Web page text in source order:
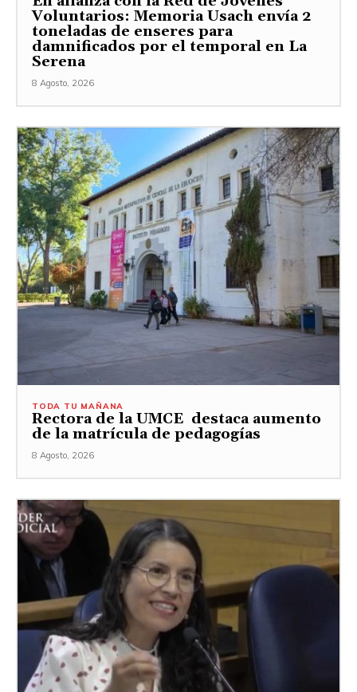
Voluntarios: Memoria Usach envía 2
toneladas de enseres para
damnificados por el temporal en La
Serena
8 Agosto, 2026
TODA TU MAÑANA
Rectora de la UMCE destaca aumento
de la matrícula de pedagogías
8 Agosto, 2026